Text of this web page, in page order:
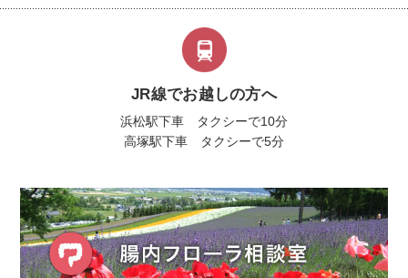
JR線でお越しの方へ
浜松駅下車 タクシーで10分
高塚駅下車 タクシーで5分